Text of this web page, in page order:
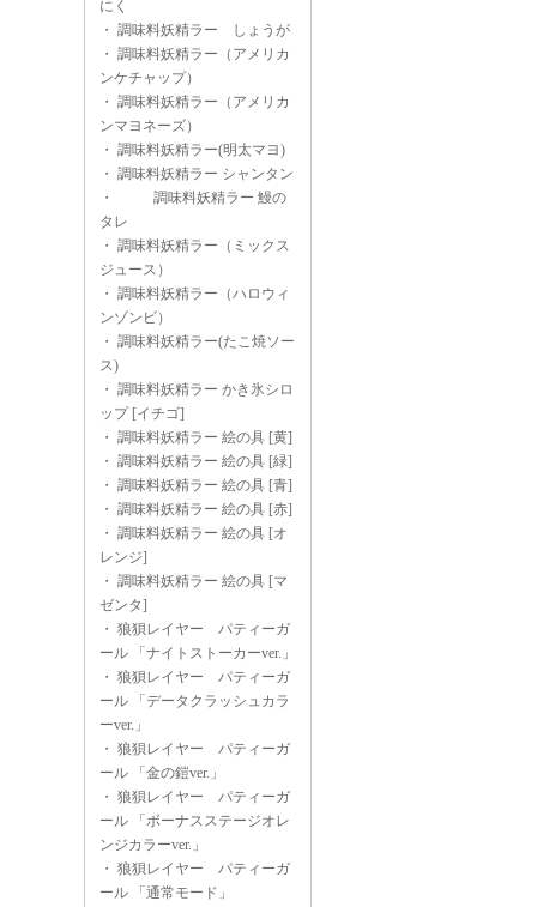
にく
・ 調味料妖精ラー しょうが
・ 調味料妖精ラー（アメリカ
ンケチャップ）
・ 調味料妖精ラー（アメリカ
ンマヨネーズ）
・ 調味料妖精ラー(明太マヨ)
・ 調味料妖精ラー シャンタン
・
調味料妖精ラー 鰻の
タレ
・ 調味料妖精ラー（ミックス
ジュース）
・ 調味料妖精ラー（ハロウィ
ンゾンビ）
・ 調味料妖精ラー(たこ焼ソー
ス)
・ 調味料妖精ラー かき氷シロ
ップ [イチゴ]
・ 調味料妖精ラー 絵の具 [黄]
・ 調味料妖精ラー 絵の具 [緑]
・ 調味料妖精ラー 絵の具 [青]
・ 調味料妖精ラー 絵の具 [赤]
・ 調味料妖精ラー 絵の具 [オ
レンジ]
・ 調味料妖精ラー 絵の具 [マ
ゼンタ]
・ 狼狽レイヤー パティーガ
ール 「ナイトストーカーver.」
・ 狼狽レイヤー パティーガ
ール 「データクラッシュカラ
ーver.」
・ 狼狽レイヤー パティーガ
ール 「金の鎧ver.」
・ 狼狽レイヤー パティーガ
ール 「ボーナスステージオレ
ンジカラーver.」
・ 狼狽レイヤー パティーガ
ール 「通常モード」